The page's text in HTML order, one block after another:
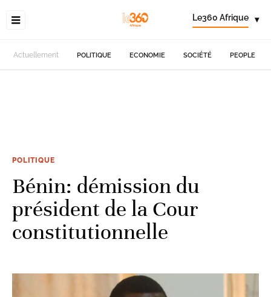
Le360 Afrique ▾
Actuellement POLITIQUE ECONOMIE SOCIÉTÉ PEOPLE
POLITIQUE
Bénin: démission du
président de la Cour
constitutionnelle